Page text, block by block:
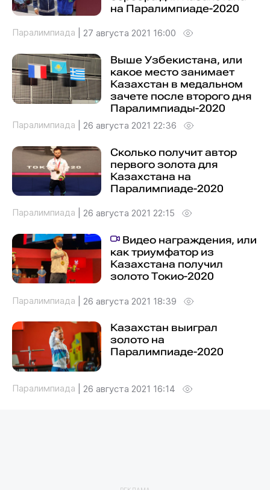
на Паралимпиаде-2020
Паралимпиада 27 августа 2021 16:00
Выше Узбекистана, или
какое место занимает
Казахстан в медальном
зачете после второго дня
Паралимпиады-2020
Паралимпиада 26 августа 2021 22:36
Сколько получит автор
первого золота для
Казахстана на
Паралимпиаде-2020
Паралимпиада 26 августа 2021 22:15
Видео награждения, или
как триумфатор из
Казахстана получил
золото Токио-2020
Паралимпиада 26 августа 2021 18:39
Казахстан выиграл
золото на
Паралимпиаде-2020
Паралимпиада 26 августа 2021 16:14